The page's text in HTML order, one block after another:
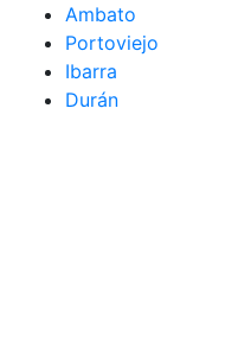
Ambato
Portoviejo
Ibarra
Durán